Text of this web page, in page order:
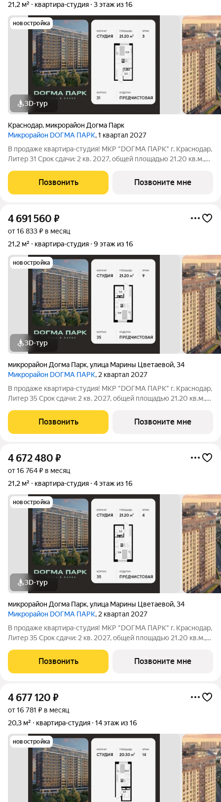
21,2 м²
квартира-студия 3 этаж из 16
новостройка
3D-тур
Краснодар, микрорайон Догма Парк
Микрорайон DОГМА ПАРК, 1 квартал 2027
В продаже квартира-студия! МКР "DОГМА ПАРК" г. Краснодар,
Литер 31 Срок сдачи: 2 кв. 2027, общей площадью 21.20 кв.м.,
сочетающий в себе стильную архитектуру современного
города, и настоящий зеленый
Позвонить Позвоните мне
4 691 560 ₽
от 16 833 ₽ в месяц
21,2 м²
квартира-студия 9 этаж из 16
новостройка
3D-тур
микрорайон Догма Парк,улица Марины Цветаевой,34
Микрорайон DОГМА ПАРК, 2 квартал 2027
В продаже квартира-студия! МКР "DОГМА ПАРК" г. Краснодар,
Литер 35 Срок сдачи: 2 кв. 2027, общей площадью 21.20 кв.м.,
сочетающий в себе стильную архитектуру современного
города, и настоящий зеленый
Позвонить Позвоните мне
4 672 480 ₽
от 16 764 ₽ в месяц
21,2 м²
квартира-студия 4 этаж из 16
новостройка
3D-тур
микрорайон Догма Парк,улица Марины Цветаевой,34
Микрорайон DОГМА ПАРК, 2 квартал 2027
В продаже квартира-студия! МКР "DОГМА ПАРК" г. Краснодар,
Литер 35 Срок сдачи: 2 кв. 2027, общей площадью 21.20 кв.м.,
сочетающий в себе стильную архитектуру современного
города, и настоящий зеленый
Позвонить Позвоните мне
4 677 120 ₽
от 16 781 ₽ в месяц
20,3 м²
квартира-студия 14 этаж из 16
новостройка